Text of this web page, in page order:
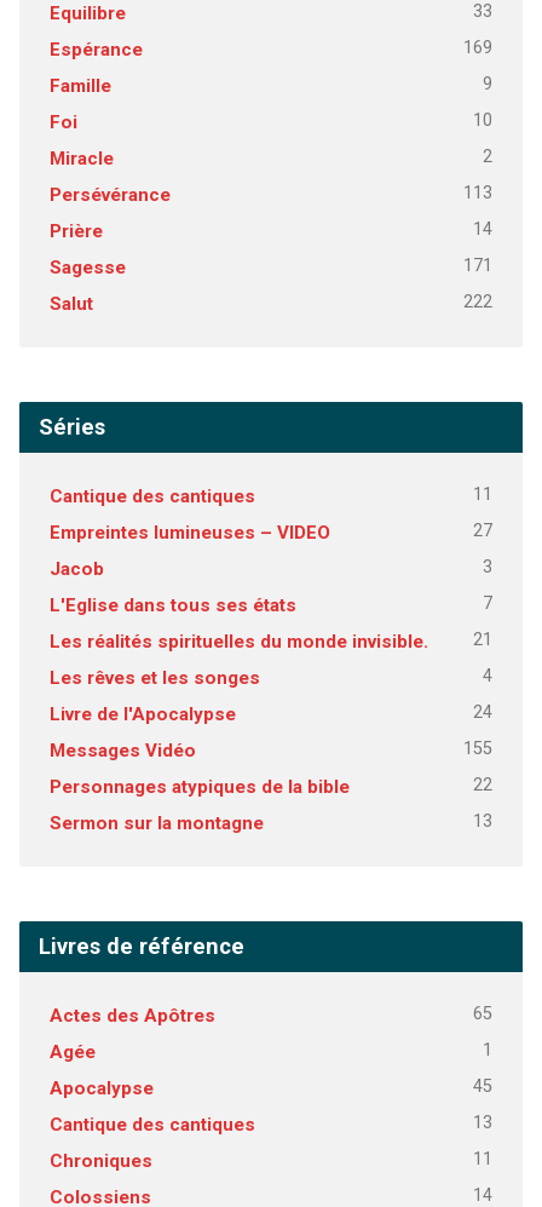
Equilibre 33
Espérance 169
Famille 9
Foi 10
Miracle 2
Persévérance 113
Prière 14
Sagesse 171
Salut 222
Séries
Cantique des cantiques 11
Empreintes lumineuses – VIDEO 27
Jacob 3
L'Eglise dans tous ses états 7
Les réalités spirituelles du monde invisible. 21
Les rêves et les songes 4
Livre de l'Apocalypse 24
Messages Vidéo 155
Personnages atypiques de la bible 22
Sermon sur la montagne 13
Livres de référence
Actes des Apôtres 65
Agée 1
Apocalypse 45
Cantique des cantiques 13
Chroniques 11
Colossiens 14